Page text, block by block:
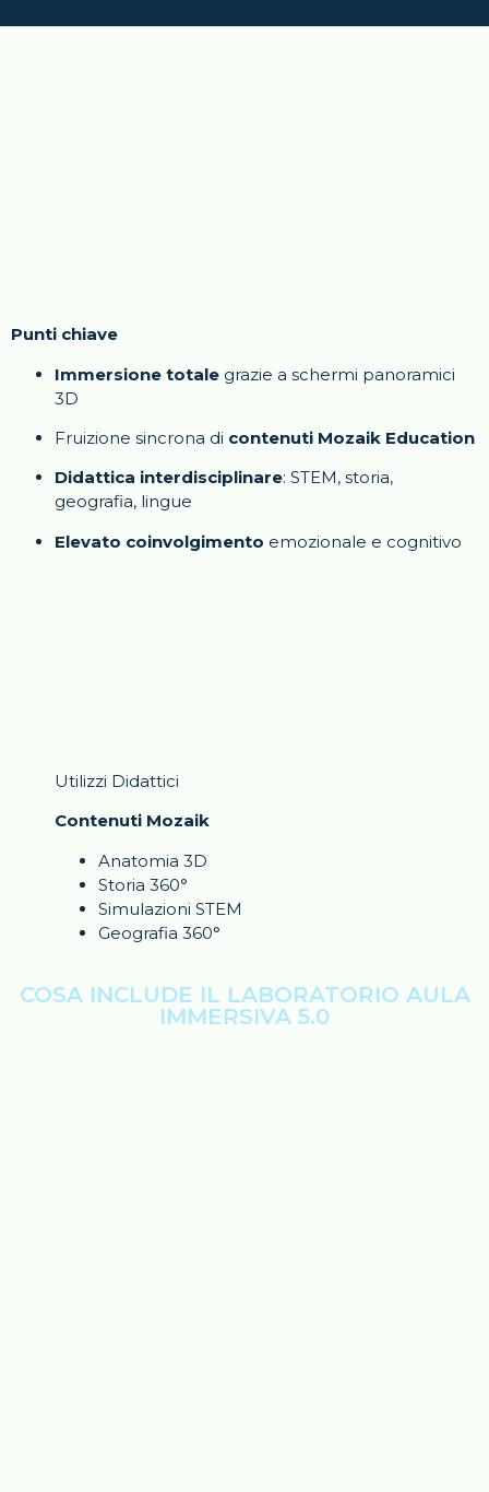
Punti chiave
Immersione totale grazie a schermi panoramici
3D
Fruizione sincrona di contenuti Mozaik Education
Didattica interdisciplinare: STEM, storia,
geografia, lingue
Elevato coinvolgimento emozionale e cognitivo
Utilizzi Didattici
Contenuti Mozaik
Anatomia 3D
Storia 360°
Simulazioni STEM
Geografia 360°
COSA INCLUDE IL LABORATORIO AULA
IMMERSIVA 5.0